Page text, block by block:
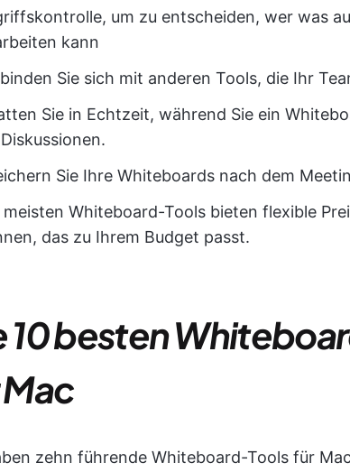
um zu entscheiden, wer was
kann
Sie sich mit anderen Tools, die Ihr
Sie in Echtzeit, während Sie ein
Sie Ihre Whiteboards nach dem
meisten Whiteboard-Tools bieten flexible
das zu Ihrem Budget passt.
10 besten
zehn führende Whiteboard-Tools für